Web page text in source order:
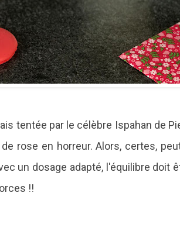
tentée par le célèbre Ispahan de
rose en horreur. Alors, certes,
un dosage adapté, l'équilibre doit
!!